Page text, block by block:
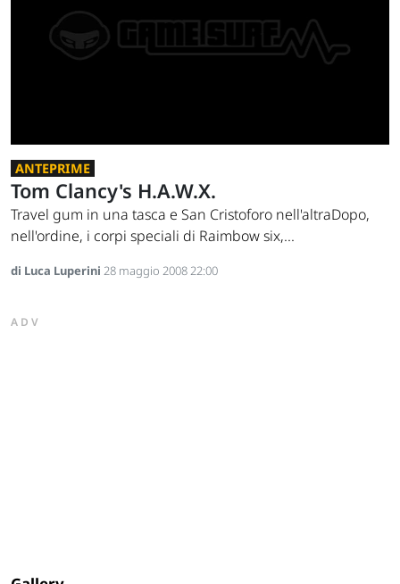
ANTEPRIME
Tom Clancy's H.A.W.X.
Travel gum in una tasca e San Cristoforo nell'altraDopo,
nell'ordine, i corpi speciali di Raimbow six,...
di Luca Luperini 28 maggio 2008 22:00
ADV